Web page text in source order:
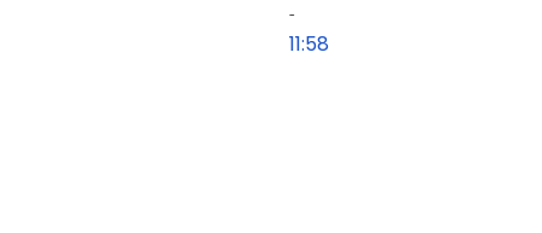
-
11:58